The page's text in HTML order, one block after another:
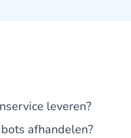
leveren?
afhandelen?